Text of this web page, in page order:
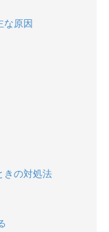
な原因
きの対処法